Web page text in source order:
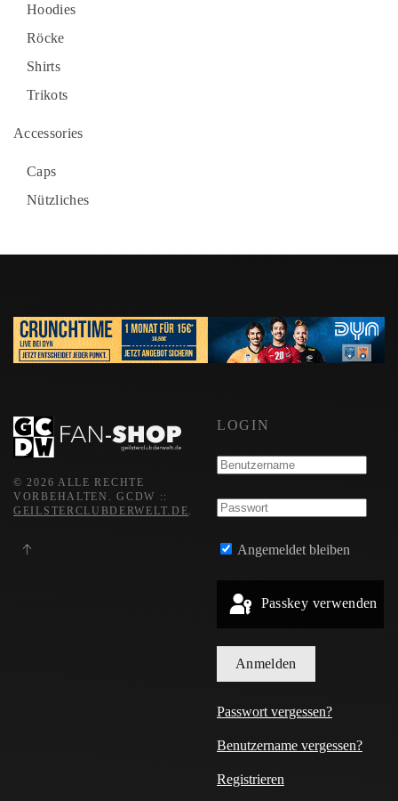
Hoodies
Röcke
Shirts
Trikots
Accessories
Caps
Nützliches
© 2026 ALLE RECHTE
VORBEHALTEN.GCDW ::
GEILSTERCLUBDERWELT.DE
LOGIN
Angemeldet bleiben
Passkey verwenden
Anmelden
Passwort vergessen?
Benutzername vergessen?
Registrieren